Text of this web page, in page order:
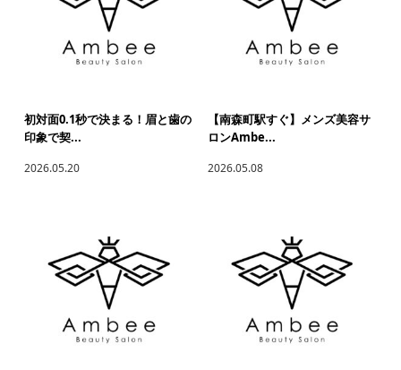
初対面0.1秒で決まる！眉と歯の
印象で契...
2026.05.20
【南森町駅すぐ】メンズ美容サ
ロンAmbe...
2026.05.08